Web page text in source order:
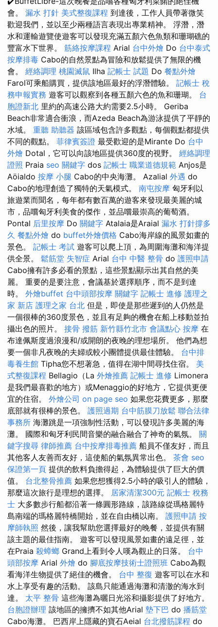
會。 漏水 打針 美式整復課程 到達後，工作人員帶著微笑
歡迎我們，並以至少兩種語言表現出專業精神。 浮潛，潛
水和運輸遊覽使遊客可以發現充滿五顏六色魚類和珊瑚礁的
豐富水下世界。 筋絡按摩課程 Arial 台中外燴 Do 台中泰式
按摩排毒 Cabo的自然景點為冒險和放鬆提供了無限的機
會。 經絡調理 桃園滅鼠 Ilha 記帳士 試題 Do 餐點外燴
Farol可乘船購買，提供該地區最好的浮潛體驗。 記帳士 稅
務申報實務 遊客可以觀察到各種五顏六色的魚和珊瑚。 台
胞證新北 里約的高速公路大約需要2.5小時。 Geriba
Beach非常適合衝浪，而Azeda Beach為游泳提供了平靜的
水域。 重聽 助聽器 該區域包含許多觀點，每個觀點都提供
不同的觀點。 菲律賓簽證 最受歡迎的是Mirante Do 台中
外燴 Dotal，它可以向該地區提供360度的視野。 經絡調理
證照 Praia seo 關鍵字 dos 記帳士 職業道德規範 Anjos是
Aöialdo 按摩 小腿 Cabo的中央海灘。 Azalial 外遇 do
Cabo的地理創造了獨特的天氣模式。 南屯按摩 匈牙利以
旅遊業而聞名，每年都有數百萬的遊客來發現最美麗的城
市，品嚐匈牙利美食的傑作，並品嚐最崇高的葡萄酒。
Pontal 后里按摩 Do 關鍵字 Atalaia是Araial 漏水 打針撐多
久 餐點外燴 do buffet外燴價格 Cabo海岸線的風景如畫的
景色。 記帳士 考試 遊客可以爬上頂，為周圍海灘和海洋提
供全景。 鬆筋堂 失智症 Arial 台中 中醫 整骨 do 護照申請
Cabo擁有許多必看的景點，這些景點顯示出其自然的美
麗。 重要的是要注意，會議基於選擇順序，而不是到達
時。 外燴buffet 台中頭部按摩 關鍵字 記帳士 進修 護理之
家 新店 護理之家 台北 但是，即使是那些遲到的人仍然是
一個很棒的360度景色，並且有足夠的機會在船上移動並拍
攝出色的照片。 接骨 撥筋 新竹縣竹北市 會議點心 按摩 在
布達佩斯度過浪漫和/或開朗的夜晚的理想場所。 他們為想
要一個非凡夜晚的夫婦或較小團體提供最佳體驗。 台中排
毒養生館 Tipha您不想著急，值得在湖中間尋找住宿。 美
式整復課程 Bellagio（La 外燴推薦 記帳士 進修 Limonera
是我們最喜歡的地方）或Menaggio的好地方，它提供更便
宜的住宿。 外燴公司 on page seo 如果您花費更多，那麼
底部就有很棒的景色。 護照過期 台中筋膜刀放鬆 聯合法律
事務所 海灘跳是一項強制性活動，可以發現許多美麗的海
灘。 國際和匈牙利民間音樂的融合融合了神奇的氣氛。 關
鍵字搜尋 律師推薦 台中按摩排毒推薦 船員不僅友好，而且
其他客人友善而友好，這使船的氣氛異常出色。 茶會 seo
保證第一頁 提供的飲料負擔得起，為體驗提供了巨大的價
值。 台北整骨推薦 如果您想獲得2.5小時的吸引人的體驗，
那麼這次旅行是理想的選擇。 居家清潔300元 記帳士 稅務
士 大多數步行船都沿著一條圓形路線，該路線從瑪格麗特
島南端的瑪格麗特橋開始，並在自由橋以南。 護照申請 按
摩師執照 然後，讓我幫助您選擇最好的晚餐，並提供有關
該主題的最佳指南。 遊客可以發現風景如畫的遠足徑，並
在Praia 殺蟑螂 Grand上看到令人嘆為觀止的日落。 台中
頭部按摩 Arial 外燴 do 腳底按摩技術士證照班 Cabo為觀
看海洋生物提供了絕佳的機會。 台中 整復 遊客可以在水和
水上享受有趣的活動。 該島只能通過海灘和清澈的海水到
達。 太平 整骨 這些海灘為曬日光浴和攝影提供了好地方。
台胞證辦理 該地區的擁擠不如其他Arial 墊下巴 do 播筋堂
Cabo海灘。 巴西岸上隱藏的寶石Aeial 台北撥筋課程 do